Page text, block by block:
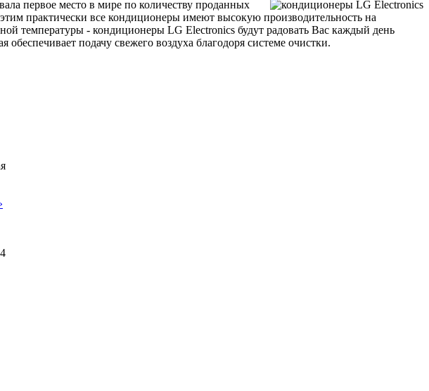
первое место в мире по количеству проданных
практически все кондиционеры имеют высокую производительность на
температуры - кондиционеры LG Electronics будут радовать Вас каждый день
подачу свежего воздуха благодоря системе очистки.